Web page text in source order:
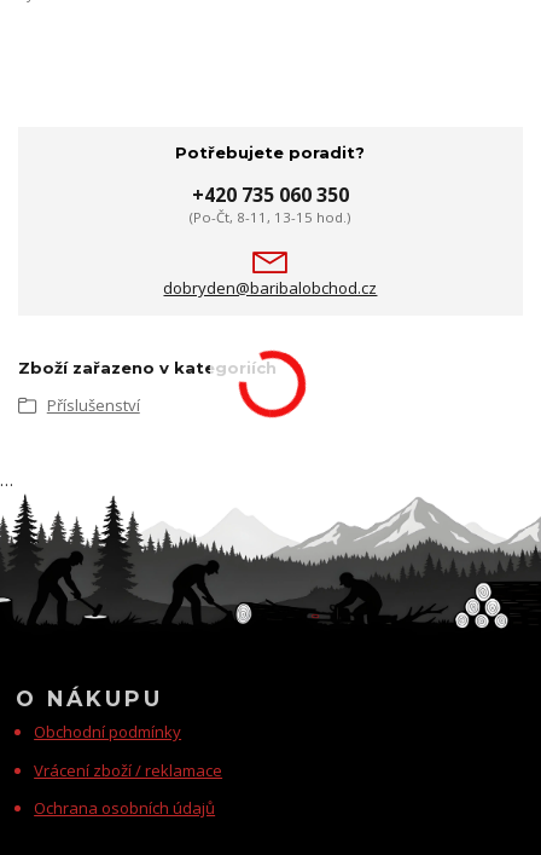
Potřebujete poradit?
+420 735 060 350
(Po-Čt, 8-11, 13-15 hod.)
dobryden@baribalobchod.cz
Zboží zařazeno v kategoriích
Příslušenství
O NÁKUPU
Obchodní podmínky
Vrácení zboží / reklamace
Ochrana osobních údajů
…